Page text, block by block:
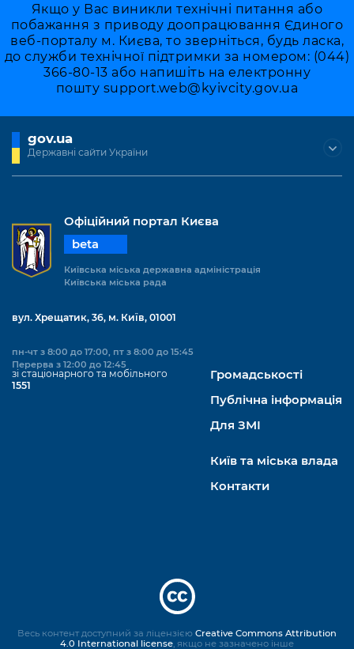
Якщо у Вас виникли технічні питання або
побажання з приводу доопрацювання Єдиного
веб-порталу м. Києва, то зверніться, будь ласка,
до служби технічної підтримки за номером: (044)
366-80-13 або напишіть на електронну
пошту support.web@kyivcity.gov.ua
gov.ua
Державні сайти України
Офіційний портал Києва
beta
Київська міська державна адміністрація
Київська міська рада
вул. Хрещатик, 36, м. Київ, 01001
пн-чт з 8:00 до 17:00, пт з 8:00 до 15:45
Перерва з 12:00 до 12:45
зі стаціонарного та мобільного
1551
Громадськості
Публічна інформація
Для ЗМІ
Київ та міська влада
Контакти
Весь контент доступний за ліцензією Creative Commons Attribution
4.0 International license , якщо не зазначено інше